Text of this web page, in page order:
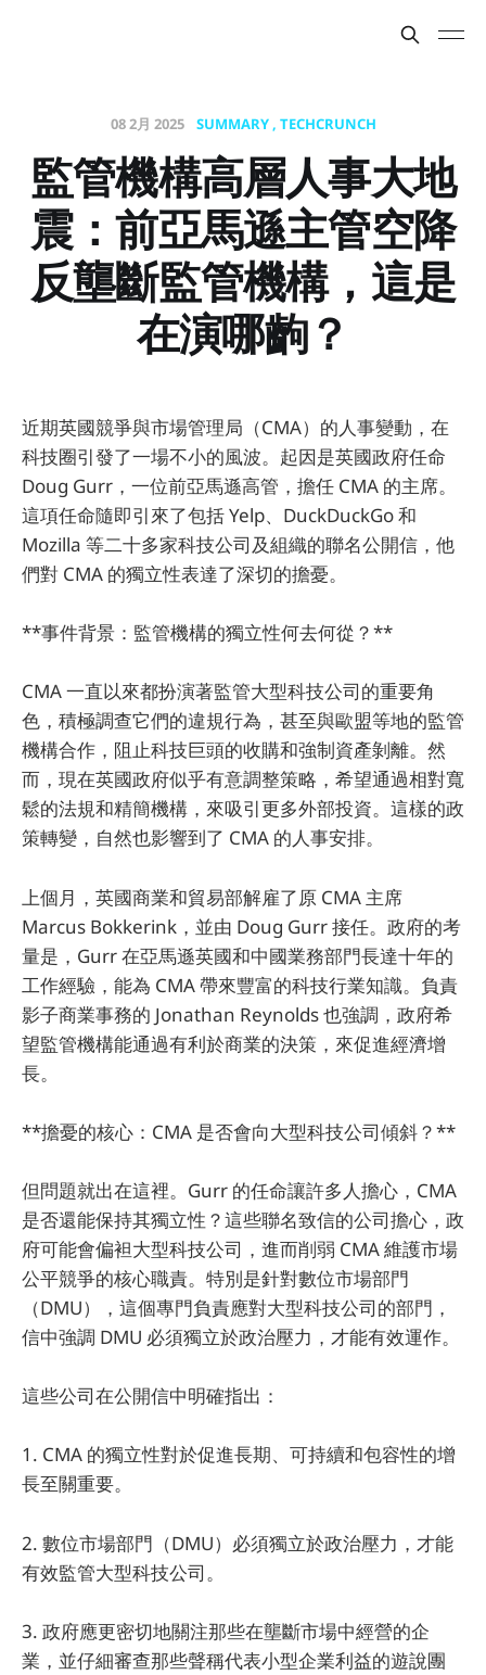
08 2月 2025 SUMMARY TECHCRUNCH
監管機構高層人事大地
震：前亞馬遜主管空降
反壟斷監管機構，這是
在演哪齣？
近期英國競爭與市場管理局（CMA）的人事變動，在
科技圈引發了一場不小的風波。起因是英國政府任命
Doug Gurr，一位前亞馬遜高管，擔任 CMA 的主席。
這項任命隨即引來了包括 Yelp、DuckDuckGo 和
Mozilla 等二十多家科技公司及組織的聯名公開信，他
們對 CMA 的獨立性表達了深切的擔憂。
**事件背景：監管機構的獨立性何去何從？**
CMA 一直以來都扮演著監管大型科技公司的重要角
色，積極調查它們的違規行為，甚至與歐盟等地的監管
機構合作，阻止科技巨頭的收購和強制資產剝離。然
而，現在英國政府似乎有意調整策略，希望通過相對寬
鬆的法規和精簡機構，來吸引更多外部投資。這樣的政
策轉變，自然也影響到了 CMA 的人事安排。
上個月，英國商業和貿易部解雇了原 CMA 主席
Marcus Bokkerink，並由 Doug Gurr 接任。政府的考
量是，Gurr 在亞馬遜英國和中國業務部門長達十年的
工作經驗，能為 CMA 帶來豐富的科技行業知識。負責
影子商業事務的 Jonathan Reynolds 也強調，政府希
望監管機構能通過有利於商業的決策，來促進經濟增
長。
**擔憂的核心：CMA 是否會向大型科技公司傾斜？**
但問題就出在這裡。Gurr 的任命讓許多人擔心，CMA
是否還能保持其獨立性？這些聯名致信的公司擔心，政
府可能會偏袒大型科技公司，進而削弱 CMA 維護市場
公平競爭的核心職責。特別是針對數位市場部門
（DMU），這個專門負責應對大型科技公司的部門，
信中強調 DMU 必須獨立於政治壓力，才能有效運作。
這些公司在公開信中明確指出：
1. CMA 的獨立性對於促進長期、可持續和包容性的增
長至關重要。
2. 數位市場部門（DMU）必須獨立於政治壓力，才能
有效監管大型科技公司。
3. 政府應更密切地關注那些在壟斷市場中經營的企
業，並仔細審查那些聲稱代表小型企業利益的遊說團